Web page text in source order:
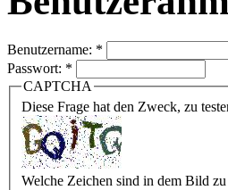
Benutzername: *
Passwort: *
CAPTCHA
Diese Frage hat den Zweck, zu
Welche Zeichen sind in dem Bild zu